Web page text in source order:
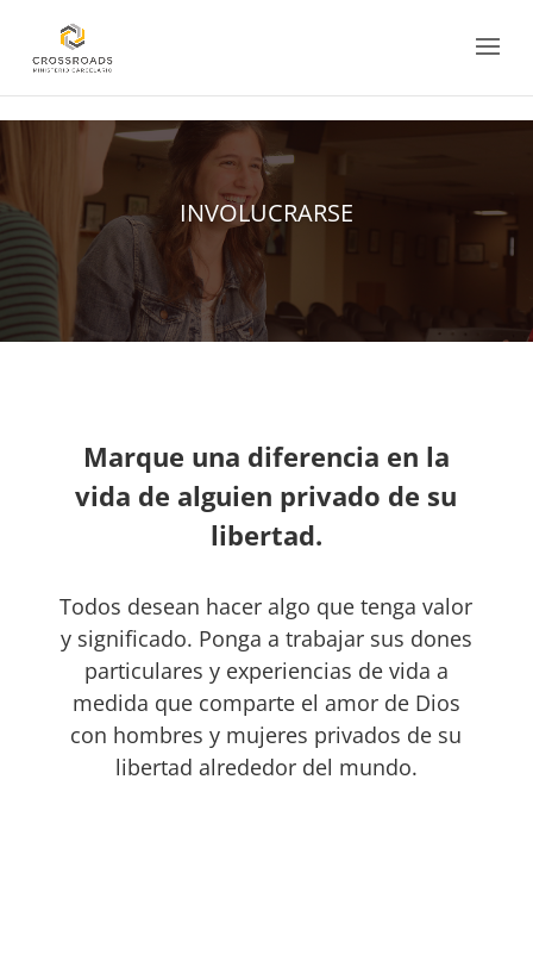
INVOLUCRARSE
Marque una diferencia en la
vida de alguien privado de su
libertad.
Todos desean hacer algo que tenga valor
y significado. Ponga a trabajar sus dones
particulares y experiencias de vida a
medida que comparte el amor de Dios
con hombres y mujeres privados de su
libertad alrededor del mundo.